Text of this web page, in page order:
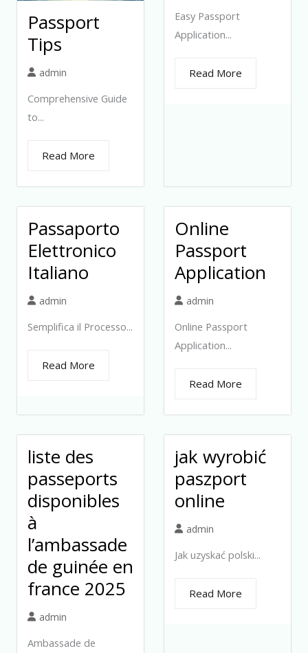
Passport
Tips
admin
Comprehensive Guide
to...
Read More
Easy Passport
Application...
Read More
Passaporto
Elettronico
Italiano
admin
Semplifica il Processo...
Read More
Online
Passport
Application
admin
Online Passport
Application...
Read More
liste des
passeports
disponibles
à
l’ambassade
de guinée en
france 2025
admin
Ambassade de
jak wyrobić
paszport
online
admin
Jak uzyskać polski...
Read More